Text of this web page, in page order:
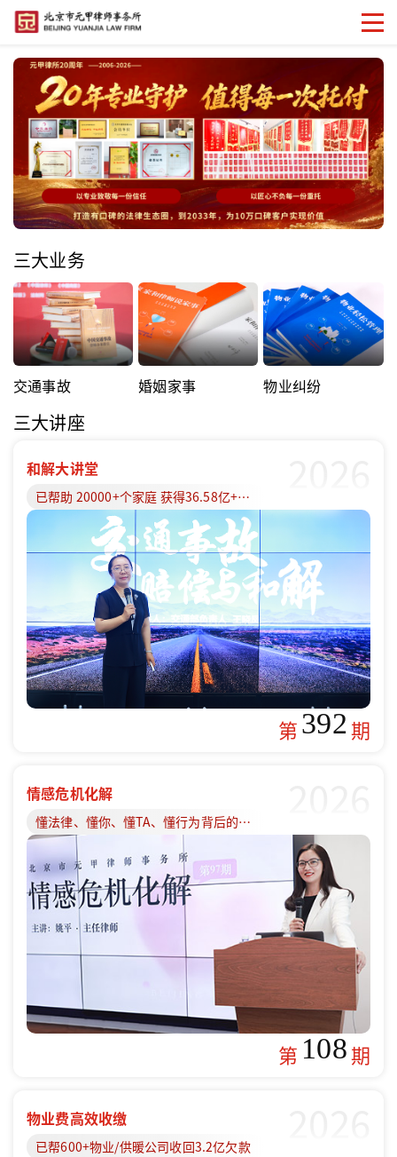
三大业务
交通事故 婚姻家事 物业纠纷
三大讲座
和解大讲堂
已帮助 20000+个家庭 获得36.58亿+赔偿款
第392期
情感危机化解
懂法律、懂你、懂TA、懂行为背后的原因
第 108期
物业费高效收缴
已帮600+物业/供暖公司收回3.2亿欠款